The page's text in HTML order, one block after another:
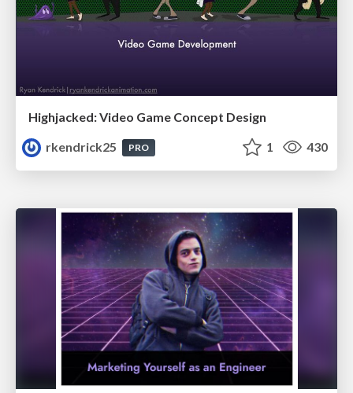
Highjacked: Video Game Concept Design
rkendrick25
PRO 1 430